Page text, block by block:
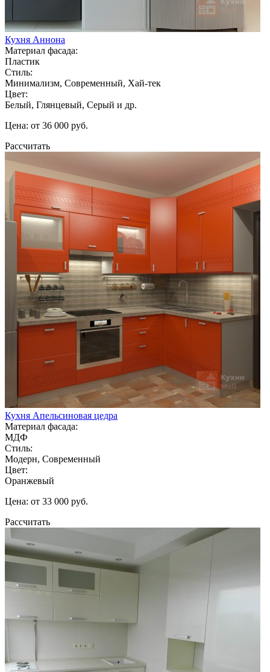
Кухня Аннона
Материал фасада:
Пластик
Стиль:
Минимализм, Современный, Хай-тек
Цвет:
Белый, Глянцевый, Серый и др.
Цена: от 36 000 руб.
Рассчитать
Кухня Апельсиновая цедра
Материал фасада:
МДФ
Стиль:
Модерн, Современный
Цвет:
Оранжевый
Цена: от 33 000 руб.
Рассчитать